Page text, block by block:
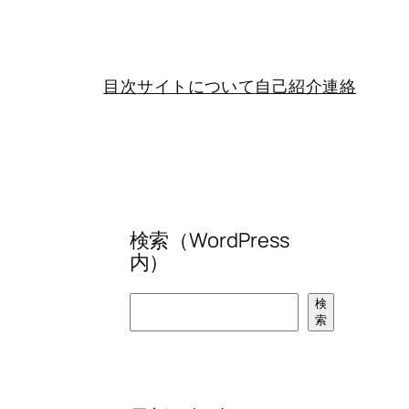
目次サイトについて自己紹介連絡
検索（WordPress
内）
検
索